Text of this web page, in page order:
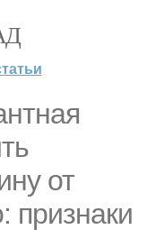
от
признаки